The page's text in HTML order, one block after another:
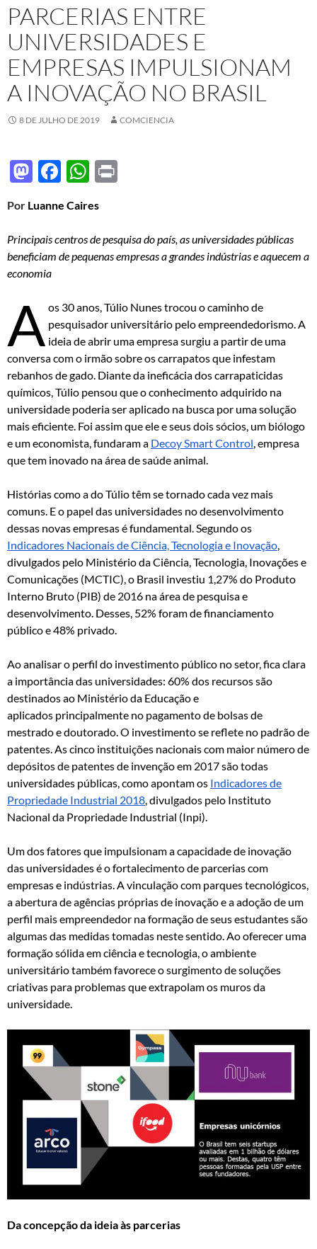
PARCERIAS ENTRE
UNIVERSIDADES E
EMPRESAS IMPULSIONAM
A INOVAÇÃO NO BRASIL
8 DE JULHO DE 2019 COMCIENCIA
M
to
d
o
n
F
e
b
o
k
W
at
s
A
p
Por Luanne Caires
Principais centros de pesquisa do país, as universidades públicas
beneficiam de pequenas empresas a grandes indústrias e aquecem a
economia
A os 30 anos, Túlio Nunes trocou o caminho de
pesquisador universitário pelo empreendedorismo. A
ideia de abrir uma empresa surgiu a partir de uma
conversa com o irmão sobre os carrapatos que infestam
rebanhos de gado. Diante da ineficácia dos carrapaticidas
químicos, Túlio pensou que o conhecimento adquirido na
universidade poderia ser aplicado na busca por uma solução
mais eficiente. Foi assim que ele e seus dois sócios, um biólogo
e um economista, fundaram a Decoy Smart Control, empresa
que tem inovado na área de saúde animal.
Histórias como a do Túlio têm se tornado cada vez mais
comuns. E o papel das universidades no desenvolvimento
dessas novas empresas é fundamental. Segundo os
Indicadores Nacionais de Ciência, Tecnologia e Inovação,
divulgados pelo Ministério da Ciência, Tecnologia, Inovações e
Comunicações (MCTIC), o Brasil investiu 1,27% do Produto
Interno Bruto (PIB) de 2016 na área de pesquisa e
desenvolvimento. Desses, 52% foram de financiamento
público e 48% privado.
Ao analisar o perfil do investimento público no setor, fica clara
a importância das universidades: 60% dos recursos são
destinados ao Ministério da Educação e
aplicados principalmente no pagamento de bolsas de
mestrado e doutorado. O investimento se reflete no padrão de
patentes. As cinco instituições nacionais com maior número de
depósitos de patentes de invenção em 2017 são todas
universidades públicas, como apontam os Indicadores de
Propriedade Industrial 2018, divulgados pelo Instituto
Nacional da Propriedade Industrial (Inpi).
Um dos fatores que impulsionam a capacidade de inovação
das universidades é o fortalecimento de parcerias com
empresas e indústrias. A vinculação com parques tecnológicos,
a abertura de agências próprias de inovação e a adoção de um
perfil mais empreendedor na formação de seus estudantes são
algumas das medidas tomadas neste sentido. Ao oferecer uma
formação sólida em ciência e tecnologia, o ambiente
universitário também favorece o surgimento de soluções
criativas para problemas que extrapolam os muros da
universidade.
Da concepção da ideia às parcerias